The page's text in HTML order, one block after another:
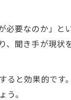
必要なのか」と
、聞き手が現状
ると効果的です
う。